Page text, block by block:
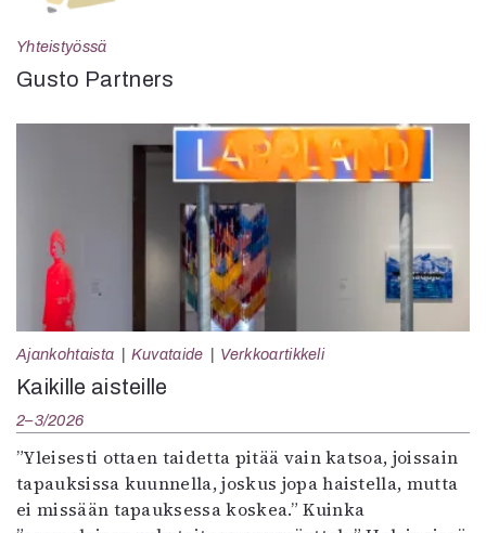
Yhteistyössä
Gusto Partners
Ajankohtaista Kuvataide Verkkoartikkeli
Kaikille aisteille
2–3/2026
”Yleisesti ottaen taidetta pitää vain katsoa, joissain
tapauksissa kuunnella, joskus jopa haistella, mutta
ei missään tapauksessa koskea.” Kuinka